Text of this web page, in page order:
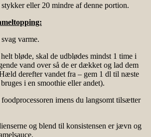
eller 20 mindre af denne portion.
varme.
bløde, skal de udblødes mindst 1 time i
vand over så de er dækket og lad dem
derefter vandet fra – gem 1 dl til næste
i en smoothie eller andet).
imens du langsomt tilsætter
og blend til konsistensen er jævn og